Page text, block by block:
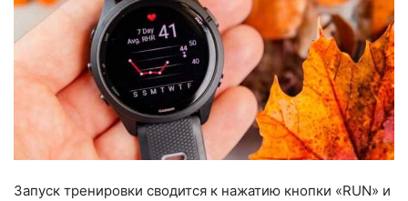
Запуск тренировки сводится к нажатию кнопки «RUN» и